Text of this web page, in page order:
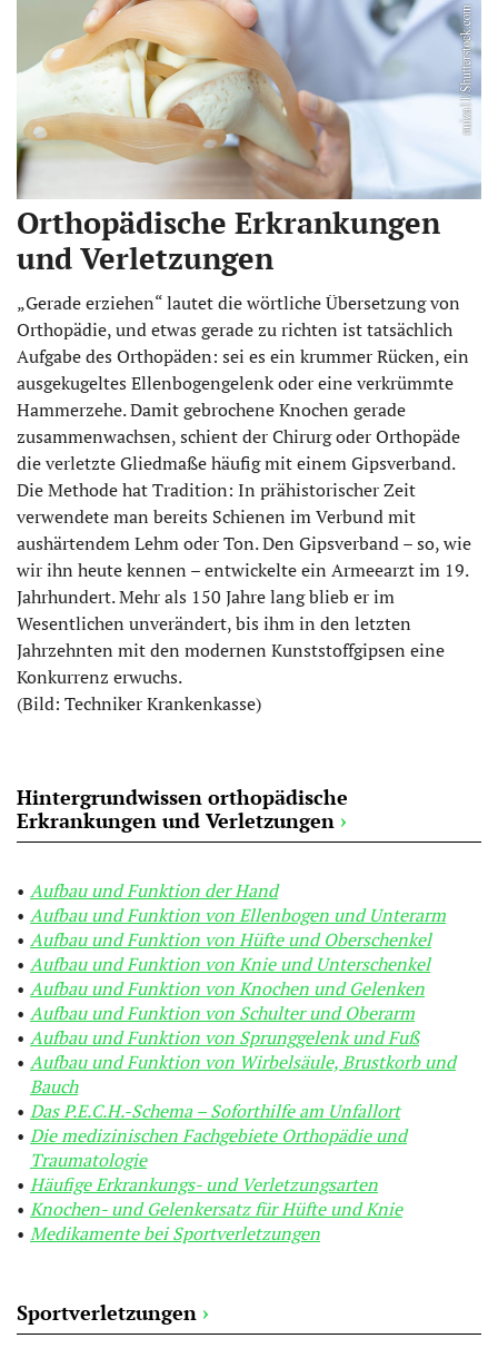
Orthopädische Erkrankungen
und Verletzungen
„Gerade erziehen“ lautet die wörtliche Übersetzung von
Orthopädie, und etwas gerade zu richten ist tatsächlich
Aufgabe des Orthopäden: sei es ein krummer Rücken, ein
ausgekugeltes Ellenbogengelenk oder eine verkrümmte
Hammerzehe. Damit gebrochene Knochen gerade
zusammenwachsen, schient der Chirurg oder Orthopäde
die verletzte Gliedmaße häufig mit einem Gipsverband.
Die Methode hat Tradition: In prähistorischer Zeit
verwendete man bereits Schienen im Verbund mit
aushärtendem Lehm oder Ton. Den Gipsverband – so, wie
wir ihn heute kennen – entwickelte ein Armeearzt im 19.
Jahrhundert. Mehr als 150 Jahre lang blieb er im
Wesentlichen unverändert, bis ihm in den letzten
Jahrzehnten mit den modernen Kunststoffgipsen eine
Konkurrenz erwuchs.
(Bild: Techniker Krankenkasse)
Hintergrundwissen orthopädische
Erkrankungen und Verletzungen ›
Aufbau und Funktion der Hand
Aufbau und Funktion von Ellenbogen und Unterarm
Aufbau und Funktion von Hüfte und Oberschenkel
Aufbau und Funktion von Knie und Unterschenkel
Aufbau und Funktion von Knochen und Gelenken
Aufbau und Funktion von Schulter und Oberarm
Aufbau und Funktion von Sprunggelenk und Fuß
Aufbau und Funktion von Wirbelsäule, Brustkorb und
Bauch
Das P.E.C.H.-Schema – Soforthilfe am Unfallort
Die medizinischen Fachgebiete Orthopädie und
Traumatologie
Häufige Erkrankungs- und Verletzungsarten
Knochen- und Gelenkersatz für Hüfte und Knie
Medikamente bei Sportverletzungen
Sportverletzungen ›